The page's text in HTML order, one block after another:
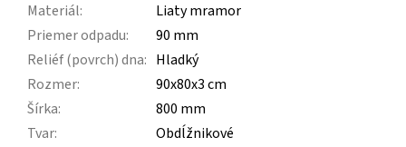
Materiál:
Liaty mramor
Priemer odpadu:
90 mm
Reliéf (povrch) dna: Hladký
Rozmer:
90x80x3 cm
Šírka:
800 mm
Tvar:
Obdĺžnikové